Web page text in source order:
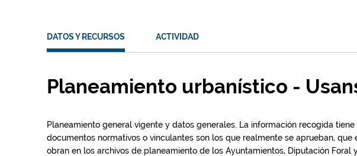
DATOS Y RECURSOS ACTIVIDAD
Planeamiento urbanístico -
Planeamiento general vigente y datos generales. La información recogida
documentos normativos o vinculantes son los que realmente se aprueban,
obran en los archivos de planeamiento de los Ayuntamientos, Diputación Foral